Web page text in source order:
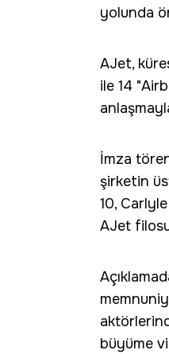
yolunda
AJet,
ile 14
İmza
şirketin
10,
AJet
büyüme